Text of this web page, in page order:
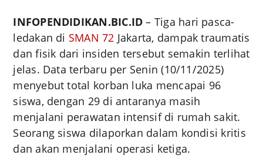
INFOPENDIDIKAN.BIC.ID – Tiga hari pasca-
ledakan di SMAN 72 Jakarta, dampak traumatis
dan fisik dari insiden tersebut semakin terlihat
jelas. Data terbaru per Senin (10/11/2025)
menyebut total korban luka mencapai 96
siswa, dengan 29 di antaranya masih
menjalani perawatan intensif di rumah sakit.
Seorang siswa dilaporkan dalam kondisi kritis
dan akan menjalani operasi ketiga.